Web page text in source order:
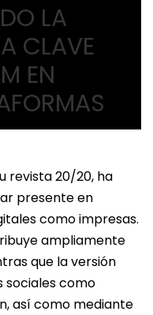
LA
CLAVE
EN
revista 20/20, ha
presente en
como impresas.
ampliamente
que la versión
sociales como
así como mediante